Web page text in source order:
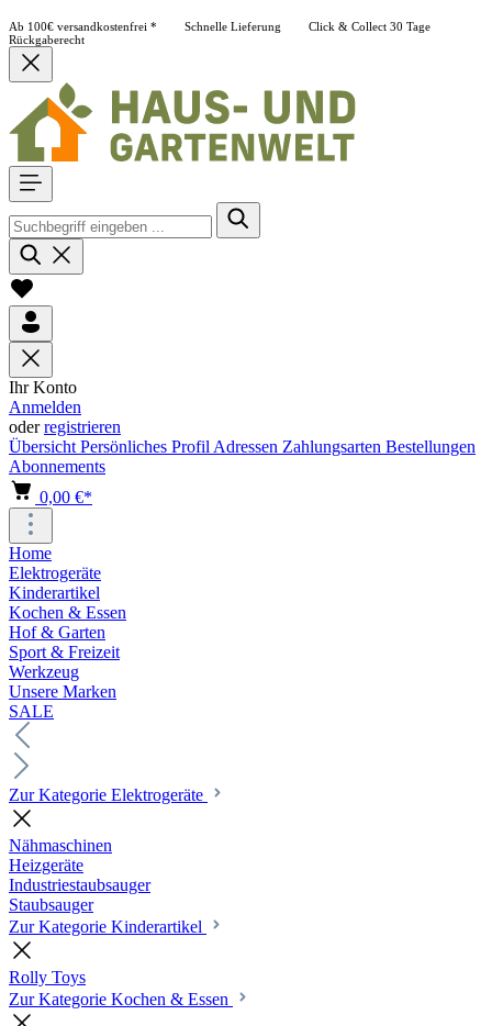
Ab 100€ versandkostenfrei * Schnelle Lieferung Click & Collect 30 Tage
Rückgaberecht
Ihr Konto
Anmelden
oderregistrieren
Übersicht Persönliches Profil Adressen Zahlungsarten Bestellungen
Abonnements
0,00 €*
Home
Elektrogeräte
Kinderartikel
Kochen & Essen
Hof & Garten
Sport & Freizeit
Werkzeug
Unsere Marken
SALE
Zur Kategorie Elektrogeräte
Nähmaschinen
Heizgeräte
Industriestaubsauger
Staubsauger
Zur Kategorie Kinderartikel
Rolly Toys
Zur Kategorie Kochen & Essen